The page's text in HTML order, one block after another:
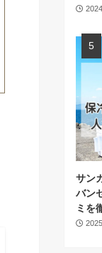
サン
バン
ミを